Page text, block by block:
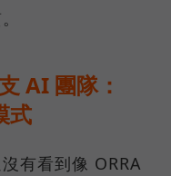
AI 團隊：
式
有看到像 ORRA